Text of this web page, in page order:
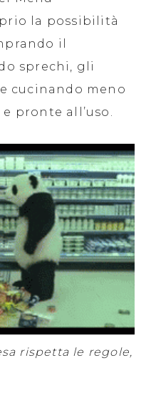
la possibilità
il
sprechi, gli
cucinando meno
pronte all’uso.
rispetta le regole,